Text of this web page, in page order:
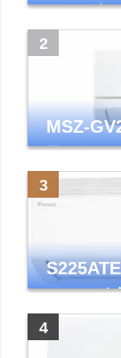
リーズ 主
MSZ-
霧ヶ峰
シリーズ